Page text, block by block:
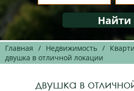
Главная / Недвижимость /
двушка в отличной локации
двушка в